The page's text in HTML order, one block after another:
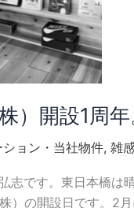
）開設1周年
ション・当社物件, 雑
志です。東日本橋は
）の開設日です。2